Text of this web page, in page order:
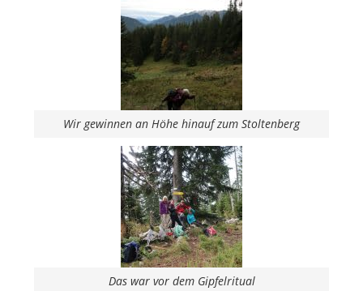
Wir gewinnen an Höhe hinauf zum Stoltenberg
Das war vor dem Gipfelritual